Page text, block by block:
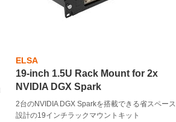
ELSA
19-inch 1.5U Rack Mount for 2x
NVIDIA DGX Spark
2台のNVIDIA DGX Sparkを搭載できる省スペース
設計の19インチラックマウントキット